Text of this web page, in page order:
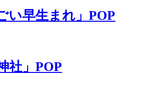
い早生まれ」POP
社」POP